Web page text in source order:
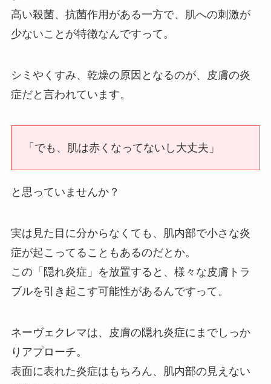
高い殺菌、抗菌作用がある一方で、肌への刺激が
少ないことが特徴なんですって。
シミやくすみ、乾燥の原因となるのが、皮膚の炎
症だと言われています。
「でも、肌は赤くなってないし大丈夫」
と思っていませんか？
実は見た目に分からなくても、肌内部で小さな炎
症が起こってることもあるのだとか。
この「隠れ炎症」を放置すると、様々な皮膚トラ
ブルを引き起こす可能性があるんですって。
ネーヴェクレマは、皮膚の隠れ炎症にまでしっか
りアプローチ。
表面に表れた炎症はもちろん、肌内部の見えない